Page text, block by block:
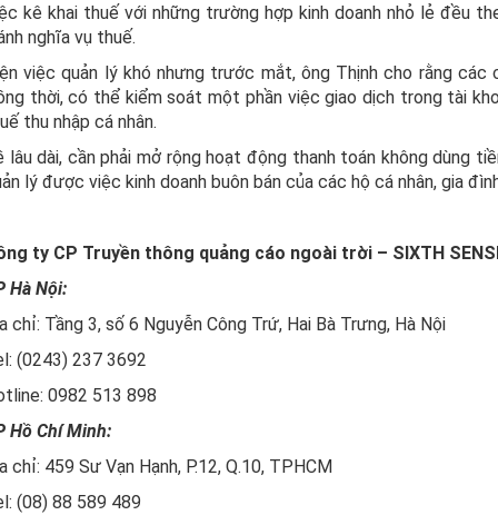
kê khai thuế với những trường hợp kinh doanh nhỏ lẻ đều
nghĩa vụ thuế.
việc quản lý khó nhưng trước mắt, ông Thịnh cho rằng các
thời, có thể kiểm soát một phần việc giao dịch trong tài
thu nhập cá nhân.
lâu dài, cần phải mở rộng hoạt động thanh toán không dùng
lý được việc kinh doanh buôn bán của các hộ cá nhân, gia
ty CP Truyền thông quảng cáo ngoài trời – SIXTH
Hà Nội:
chỉ: Tầng 3, số 6 Nguyễn Công Trứ, Hai Bà Trưng, Hà Nội
(0243) 237 3692
0982 513 898
Hồ Chí Minh:
chỉ: 459 Sư Vạn Hạnh, P.12, Q.10, TPHCM
(08) 88 589 489